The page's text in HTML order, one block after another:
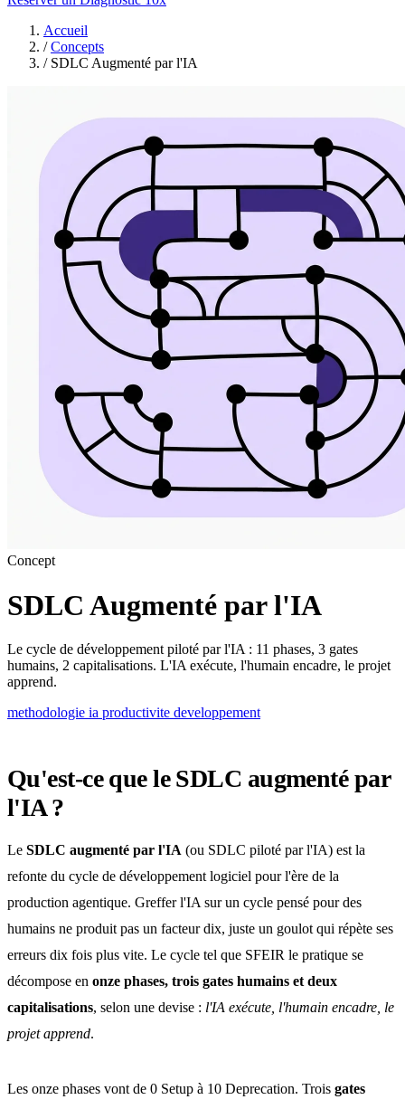
Accueil
/ Concepts
/ SDLC Augmenté par l'IA
Concept
SDLC Augmenté par l'IA
Le cycle de développement piloté par l'IA : 11 phases, 3 gates
humains, 2 capitalisations. L'IA exécute, l'humain encadre, le projet
apprend.
methodologie ia productivite developpement
Qu'est-ce que le SDLC augmenté par
l'IA ?
Le SDLC augmenté par l'IA (ou SDLC piloté par l'IA) est la
refonte du cycle de développement logiciel pour l'ère de la
production agentique. Greffer l'IA sur un cycle pensé pour des
humains ne produit pas un facteur dix, juste un goulot qui répète ses
erreurs dix fois plus vite. Le cycle tel que SFEIR le pratique se
décompose en onze phases, trois gates humains et deux
capitalisations, selon une devise : l'IA exécute, l'humain encadre, le
projet apprend.
Les onze phases vont de 0 Setup à 10 Deprecation. Trois gates